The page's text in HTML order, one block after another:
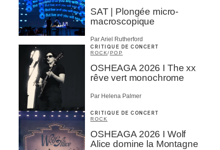
SAT | Plongée micro-
macroscopique
Par Ariel Rutherford
CRITIQUE DE CONCERT
ROCK/ POP
OSHEAGA 2026 I The xx
rêve vert monochrome
Par Helena Palmer
CRITIQUE DE CONCERT
ROCK
OSHEAGA 2026 I Wolf
Alice domine la Montagne